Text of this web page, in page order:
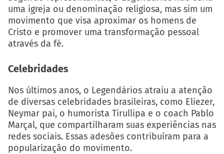
uma igreja ou denominação religiosa, mas sim um
movimento que visa aproximar os homens de
Cristo e promover uma transformação pessoal
através da fé.
Celebridades
Nos últimos anos, o Legendários atraiu a atenção
de diversas celebridades brasileiras, como Eliezer,
Neymar pai, o humorista Tirullipa e o coach Pablo
Marçal, que compartilharam suas experiências nas
redes sociais. Essas adesões contribuíram para a
popularização do movimento.